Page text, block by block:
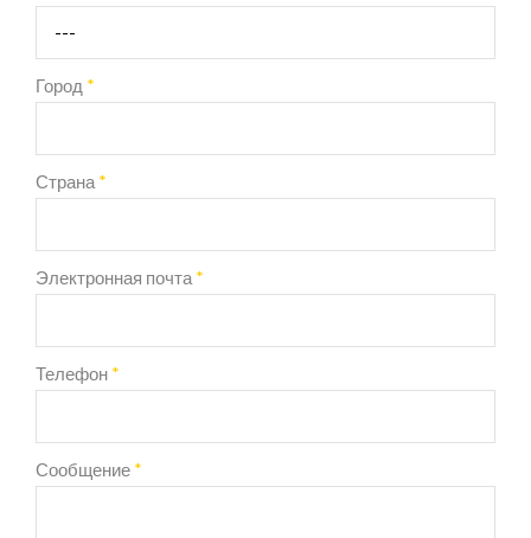
Город *
Страна *
Электронная почта *
Телефон *
Сообщение *